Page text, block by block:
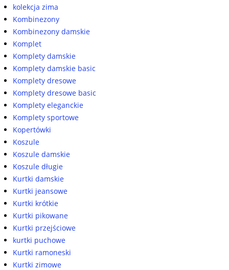
kolekcja zima
Kombinezony
Kombinezony damskie
Komplet
Komplety damskie
Komplety damskie basic
Komplety dresowe
Komplety dresowe basic
Komplety eleganckie
Komplety sportowe
Kopertówki
Koszule
Koszule damskie
Koszule długie
Kurtki damskie
Kurtki jeansowe
Kurtki krótkie
Kurtki pikowane
Kurtki przejściowe
kurtki puchowe
Kurtki ramoneski
Kurtki zimowe